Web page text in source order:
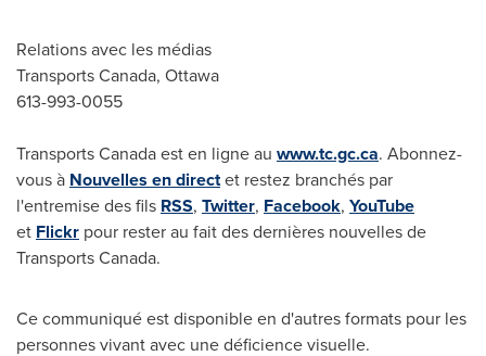
Relations avec les médias
Transports Canada, Ottawa
613-993-0055
Transports Canada est en ligne au www.tc.gc.ca. Abonnez-
vous à Nouvelles en directet restez branchés par
l'entremise des fils RSS, Twitter, Facebook, YouTube
et Flickr pour rester au fait des dernières nouvelles de
Transports Canada.
Ce communiqué est disponible en d'autres formats pour les
personnes vivant avec une déficience visuelle.